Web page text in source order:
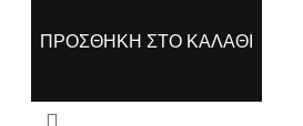
ΠΡΟΣΘΉΚΗ ΣΤΟ ΚΑΛΆΘΙ